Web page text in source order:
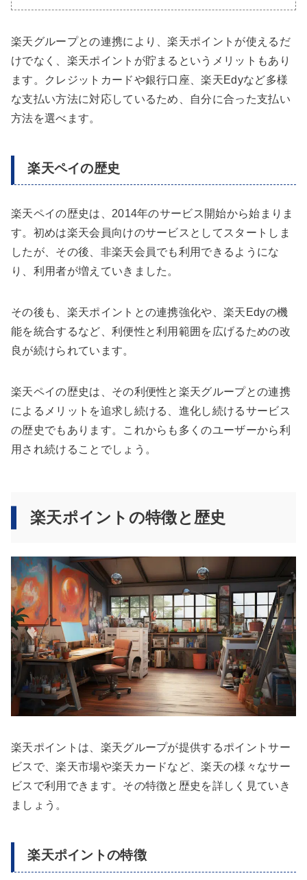
楽天グループとの連携により、楽天ポイントが使えるだ
けでなく、楽天ポイントが貯まるというメリットもあり
ます。クレジットカードや銀行口座、楽天Edyなど多様
な支払い方法に対応しているため、自分に合った支払い
方法を選べます。
楽天ペイの歴史
楽天ペイの歴史は、2014年のサービス開始から始まりま
す。初めは楽天会員向けのサービスとしてスタートしま
したが、その後、非楽天会員でも利用できるようにな
り、利用者が増えていきました。
その後も、楽天ポイントとの連携強化や、楽天Edyの機
能を統合するなど、利便性と利用範囲を広げるための改
良が続けられています。
楽天ペイの歴史は、その利便性と楽天グループとの連携
によるメリットを追求し続ける、進化し続けるサービス
の歴史でもあります。これからも多くのユーザーから利
用され続けることでしょう。
楽天ポイントの特徴と歴史
楽天ポイントは、楽天グループが提供するポイントサー
ビスで、楽天市場や楽天カードなど、楽天の様々なサー
ビスで利用できます。その特徴と歴史を詳しく見ていき
ましょう。
楽天ポイントの特徴